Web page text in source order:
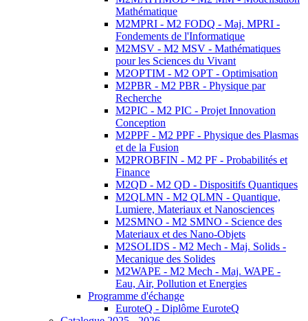
Mathématique
M2MPRI - M2 FODQ - Maj. MPRI -
Fondements de l'Informatique
M2MSV - M2 MSV - Mathématiques
pour les Sciences du Vivant
M2OPTIM - M2 OPT - Optimisation
M2PBR - M2 PBR - Physique par
Recherche
M2PIC - M2 PIC - Projet Innovation
Conception
M2PPF - M2 PPF - Physique des Plasmas
et de la Fusion
M2PROBFIN - M2 PF - Probabilités et
Finance
M2QD - M2 QD - Dispositifs Quantiques
M2QLMN - M2 QLMN - Quantique,
Lumiere, Materiaux et Nanosciences
M2SMNO - M2 SMNO - Science des
Materiaux et des Nano-Objets
M2SOLIDS - M2 Mech - Maj. Solids -
Mecanique des Solides
M2WAPE - M2 Mech - Maj. WAPE -
Eau, Air, Pollution et Energies
Programme d'échange
EuroteQ - Diplôme EuroteQ